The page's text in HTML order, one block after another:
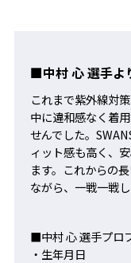
■中村 心 選手よ
これまで紫外線対
中に違和感なく着
せんでした。
ィット感も高く、
ます。これからの
ながら、一戦一戦
■中村 心 選手プロ
・生年月日